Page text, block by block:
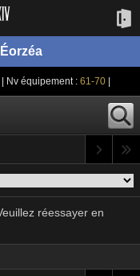
| Nv équipement : 61-70|
réessayer en